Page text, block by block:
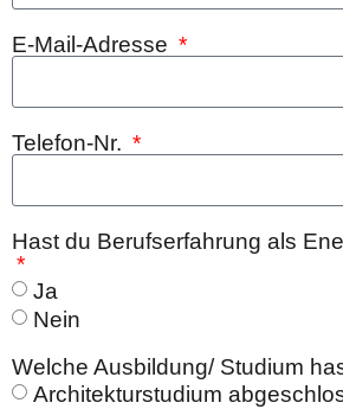
E-Mail-Adresse
Telefon-Nr.
Hast du Berufserfahrung als
Ja
Nein
Welche Ausbildung/ Studium
Architekturstudium